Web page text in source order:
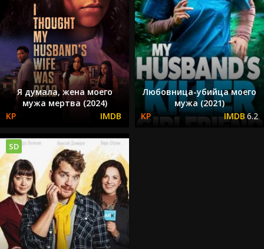
Я думала, жена моего
мужа мертва (2024)
Любовница-убийца моего
мужа (2021)
6.2
SD